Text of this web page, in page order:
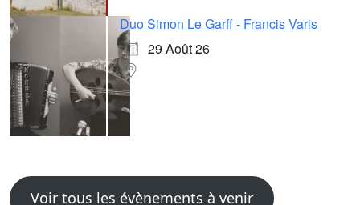
Duo Simon Le Garff - Francis Varis
29 Août 26
Voir tous les évènements à venir